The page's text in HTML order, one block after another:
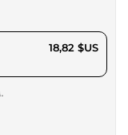
18,82 $US